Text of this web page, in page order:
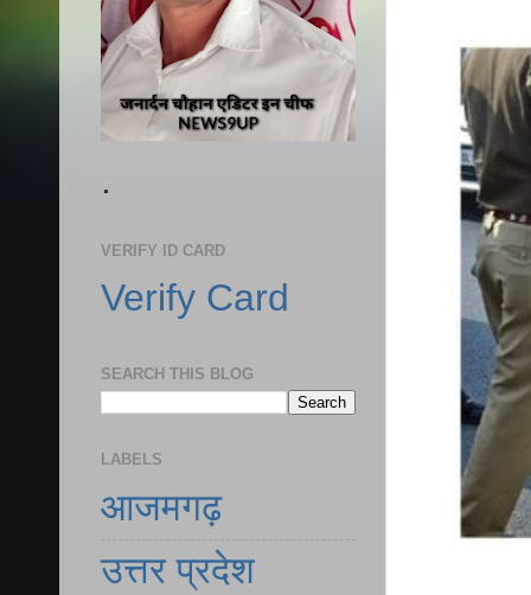
.
VERIFY ID CARD
Verify Card
SEARCH THIS BLOG
LABELS
आजमगढ़
उत्तर प्रदेश